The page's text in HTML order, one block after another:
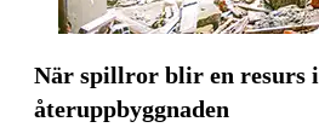
När spillror blir en resurs i
återuppbyggnaden